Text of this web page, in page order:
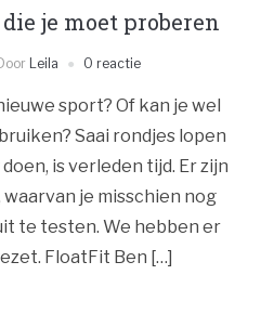
je moet proberen
Leila 0 reactie
sport? Of kan je wel
Saai rondjes lopen
is verleden tijd. Er zijn
je misschien nog
te testen. We hebben er
FloatFit Ben […]